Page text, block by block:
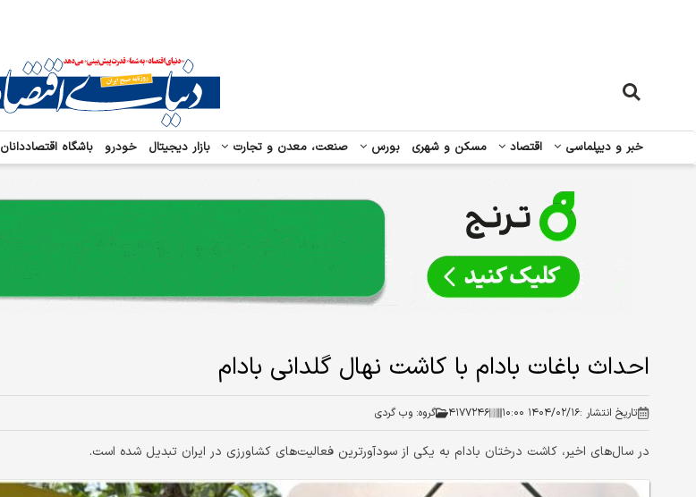
خبر و دیپلماسی اقتصاد مسکن و شهری بورس صنعت، معدن و تجارت بازار دیجیتال خودرو باشگاه اقتصاددانان
احداث باغات بادام با کاشت نهال گلدانی بادام
تاریخ انتشار :۱۴۰۴/۰۲/۱۶ ۱۰:۰۰ ۴۱۷۷۲۴۶ گروه: وب گردی
در سال‌های اخیر، کاشت درختان بادام به یکی از سودآورترین فعالیت‌های کشاورزی در ایران تبدیل شده است.